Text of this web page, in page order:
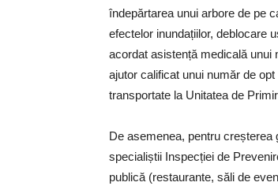
îndepărtarea unui arbore de pe
efectelor inundațiilor, deblocare
acordat asistență medicală unui
ajutor calificat unui număr de
transportate la Unitatea de
De asemenea, pentru creșterea
specialiștii Inspecției de
publică (restaurante, săli de